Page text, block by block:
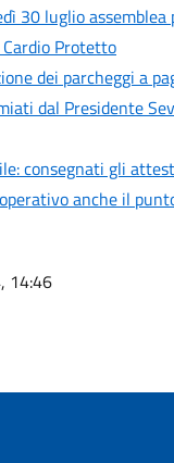
30 luglio assemblea
Protetto
dei parcheggi a
dal Presidente
consegnati gli
anche il
14:46